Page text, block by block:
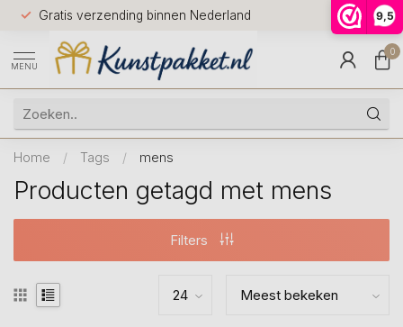
9,5
Gratis verzending binnen Nederland
Voor
huis
9.5
MENU
0
Home / Tags / mens
Producten getagd met mens
Filters